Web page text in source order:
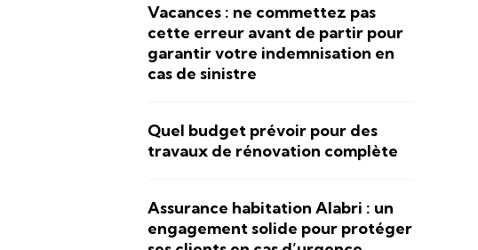
Vacances : ne commettez pas
cette erreur avant de partir pour
garantir votre indemnisation en
cas de sinistre
Quel budget prévoir pour des
travaux de rénovation complète
Assurance habitation Alabri : un
engagement solide pour protéger